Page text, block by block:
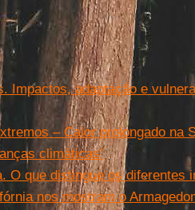
Impactos, adaptação e
– Calor prolongado na
climáticas’
O que distingue os diferentes
nos mostram o